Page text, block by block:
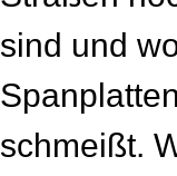
sind und
schmeißt.